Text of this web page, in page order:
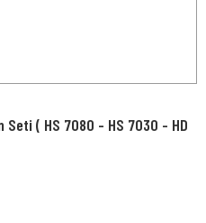
Seti ( HS 7080 - HS 7030 - HD